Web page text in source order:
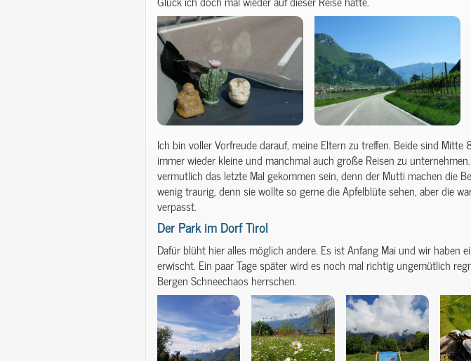
Ich bin voller Vorfreude darauf, meine Eltern zu treffen. Beide sind
immer wieder kleine und manchmal auch große Reisen zu
vermutlich das letzte Mal gekommen sein, denn der Mutti machen die
wenig traurig, denn sie wollte so gerne die Apfelblüte sehen, aber die
verpasst.
Der Park im Dorf Tirol
Dafür blüht hier alles möglich andere. Es ist Anfang Mai und wir haben
erwischt. Ein paar Tage später wird es noch mal richtig ungemütlich
Bergen Schneechaos herrschen.